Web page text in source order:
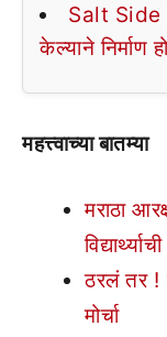
Salt Side
केल्याने निर्माण
महत्त्वाच्या बातम्या
मराठा
ठरलं तर !
मोर्चा